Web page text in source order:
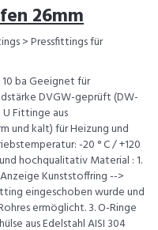
26mm
> Pressfittings für
ba Geeignet für
DVGW-geprüft (DW-
U Fittinge aus
und kalt) für Heizung und
-20 ° C / +120
hochqualitativ Material : 1.
Kunststoffring -->
eingeschoben wurde und
ermöglicht. 3. O-Ringe
aus Edelstahl AISI 304